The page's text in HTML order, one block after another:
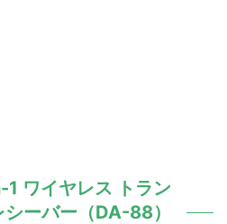
ワイヤレス トラン
ーバー（DA-88）